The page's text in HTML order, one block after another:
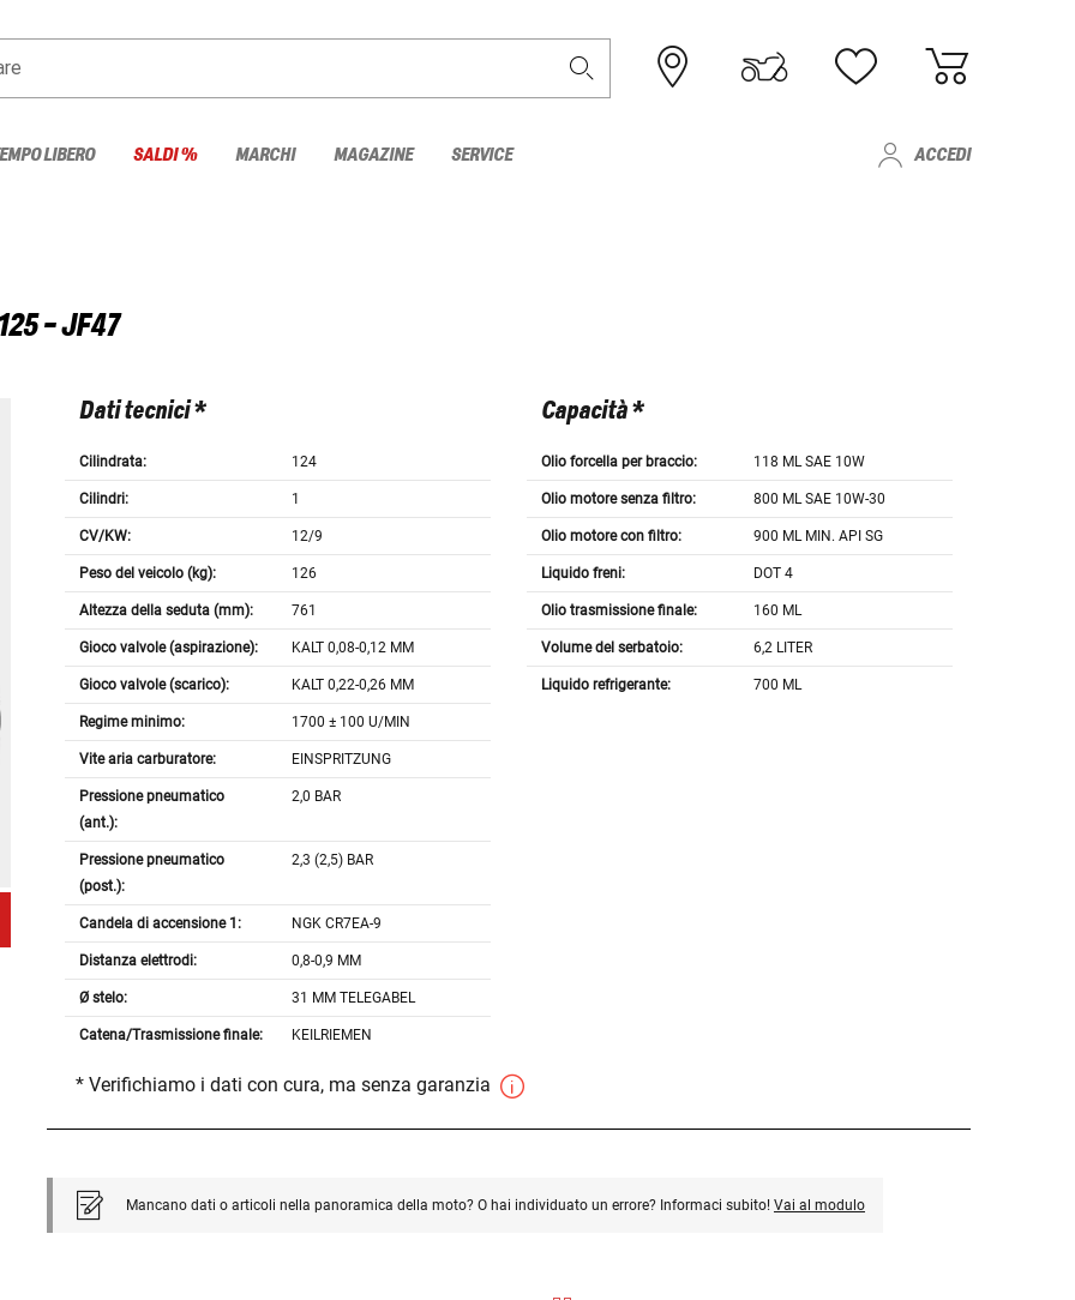
LIBERO SALDI % MARCHI MAGAZINE SERVICE ACCEDI
- JF47
Dati tecnici *
Cilindrata: 124
Cilindri: 1
CV/KW: 12/9
Peso del veicolo (kg): 126
Altezza della seduta (mm): 761
Gioco valvole (aspirazione): KALT 0,08-0,12 MM
Gioco valvole (scarico): KALT 0,22-0,26 MM
Regime minimo: 1700 ± 100 U/MIN
Vite aria carburatore: EINSPRITZUNG
Pressione pneumatico
(ant.):
2,0 BAR
Pressione pneumatico
(post.):
2,3 (2,5) BAR
Candela di accensione 1: NGK CR7EA-9
Distanza elettrodi: 0,8-0,9 MM
Ø stelo: 31 MM TELEGABEL
Catena/Trasmissione finale: KEILRIEMEN
Capacità *
Olio forcella per braccio: 118 ML SAE 10W
Olio motore senza filtro: 800 ML SAE 10W-30
Olio motore con filtro: 900 ML MIN. API SG
Liquido freni: DOT 4
Olio trasmissione finale: 160 ML
Volume del serbatoio: 6,2 LITER
Liquido refrigerante: 700 ML
* Verifichiamo i dati con cura, ma senza garanzia
Mancano dati o articoli nella panoramica della moto? O hai individuato un errore? Informaci subito! Vai al modulo